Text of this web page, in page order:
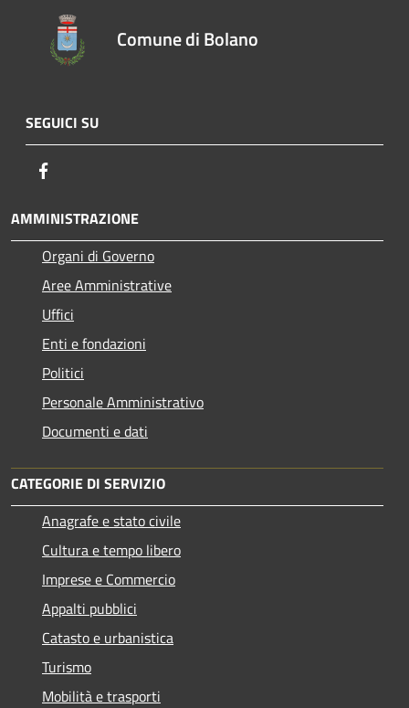
Comune di Bolano
SEGUICI SU
AMMINISTRAZIONE
Organi di Governo
Aree Amministrative
Uffici
Enti e fondazioni
Politici
Personale Amministrativo
Documenti e dati
CATEGORIE DI SERVIZIO
Anagrafe e stato civile
Cultura e tempo libero
Imprese e Commercio
Appalti pubblici
Catasto e urbanistica
Turismo
Mobilità e trasporti